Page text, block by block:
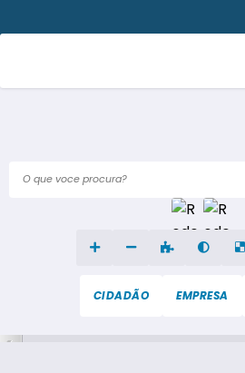
O que voce procura?
CIDADÃO EMPRESA